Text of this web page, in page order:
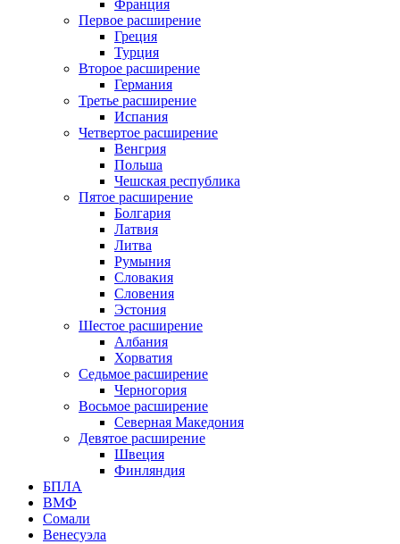
Франция
Первое расширение
Греция
Турция
Второе расширение
Германия
Третье расширение
Испания
Четвертое расширение
Венгрия
Польша
Чешская республика
Пятое расширение
Болгария
Латвия
Литва
Румыния
Словакия
Словения
Эстония
Шестое расширение
Албания
Хорватия
Седьмое расширение
Черногория
Восьмое расширение
Северная Македония
Девятое расширение
Швеция
Финляндия
БПЛА
ВМФ
Сомали
Венесуэла